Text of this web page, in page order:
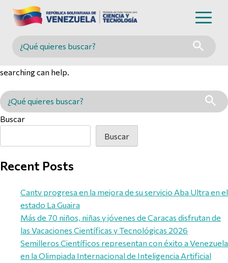
Buscar en MINCYT
searching can help.
Buscar en MINCYT
Buscar
Buscar
Recent Posts
Cantv progresa en la mejora de su servicio Aba Ultra en el
estado La Guaira
Más de 70 niños, niñas y jóvenes de Caracas disfrutan de
las Vacaciones Científicas y Tecnológicas 2026
Semilleros Científicos representan con éxito a Venezuela
en la Olimpiada Internacional de Inteligencia Artificial